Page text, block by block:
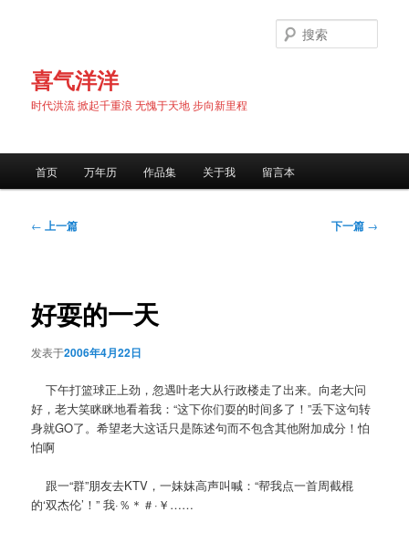
喜气洋洋
时代洪流 掀起千重浪 无愧于天地 步向新里程
索
首页 万年历 作品集 关于我 留言本
文
← 上一篇 下一篇 →
好耍的一天
发表于2006年4月22日
下午打篮球正上劲，忽遇叶老大从行政楼走了出来。向老大问
好，老大笑眯眯地看着我：“这下你们耍的时间多了！”丢下这句转
身就GO了。希望老大这话只是陈述句而不包含其他附加成分！怕
怕啊
跟一“群”朋友去KTV，一妹妹高声叫喊：“帮我点一首周截棍
的‘双杰伦’！” 我·％＊＃·￥……